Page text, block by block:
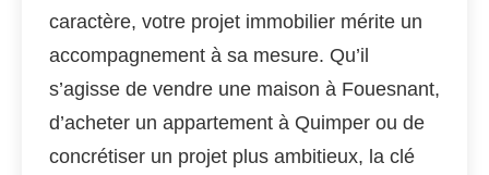
caractère, votre projet immobilier mérite un
accompagnement à sa mesure. Qu’il
s’agisse de vendre une maison à Fouesnant,
d’acheter un appartement à Quimper ou de
concrétiser un projet plus ambitieux, la clé